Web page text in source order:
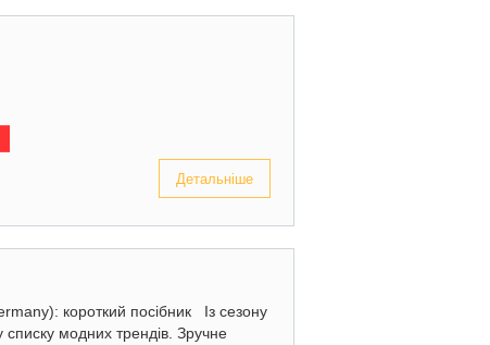
Детальніше
короткий посібник Із сезону
списку модних трендів. Зручне